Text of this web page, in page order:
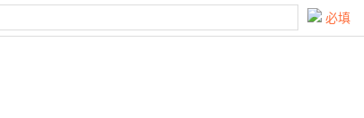
必填